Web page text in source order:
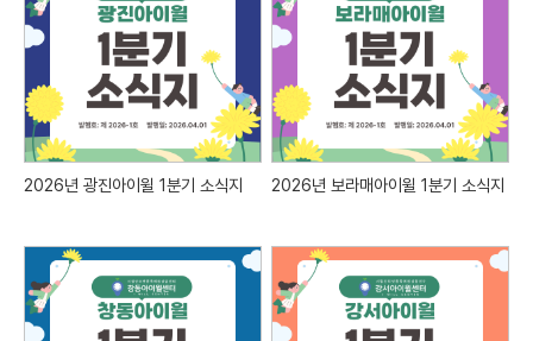
2026년 광진아이윌 1분기 소식지 2026년 보라매아이윌 1분기 소식지